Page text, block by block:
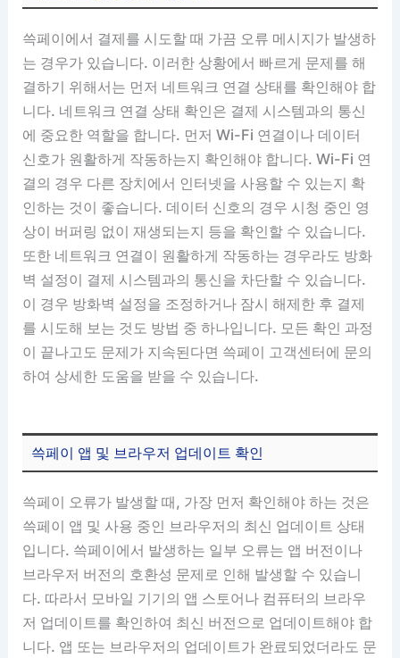
쓱페이에서 결제를 시도할 때 가끔 오류 메시지가 발생하
는 경우가 있습니다. 이러한 상황에서 빠르게 문제를 해
결하기 위해서는 먼저 네트워크 연결 상태를 확인해야 합
니다. 네트워크 연결 상태 확인은 결제 시스템과의 통신
에 중요한 역할을 합니다. 먼저 Wi-Fi 연결이나 데이터
신호가 원활하게 작동하는지 확인해야 합니다. Wi-Fi 연
결의 경우 다른 장치에서 인터넷을 사용할 수 있는지 확
인하는 것이 좋습니다. 데이터 신호의 경우 시청 중인 영
상이 버퍼링 없이 재생되는지 등을 확인할 수 있습니다.
또한 네트워크 연결이 원활하게 작동하는 경우라도 방화
벽 설정이 결제 시스템과의 통신을 차단할 수 있습니다.
이 경우 방화벽 설정을 조정하거나 잠시 해제한 후 결제
를 시도해 보는 것도 방법 중 하나입니다. 모든 확인 과정
이 끝나고도 문제가 지속된다면 쓱페이 고객센터에 문의
하여 상세한 도움을 받을 수 있습니다.
쓱페이 앱 및 브라우저 업데이트 확인
쓱페이 오류가 발생할 때, 가장 먼저 확인해야 하는 것은
쓱페이 앱 및 사용 중인 브라우저의 최신 업데이트 상태
입니다. 쓱페이에서 발생하는 일부 오류는 앱 버전이나
브라우저 버전의 호환성 문제로 인해 발생할 수 있습니
다. 따라서 모바일 기기의 앱 스토어나 컴퓨터의 브라우
저 업데이트를 확인하여 최신 버전으로 업데이트해야 합
니다. 앱 또는 브라우저의 업데이트가 완료되었더라도 문